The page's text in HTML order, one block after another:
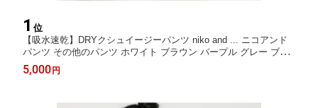
1 位
【吸水速乾】DRYクシュイージーパンツ niko and ... ニコアンド
パンツ その他のパンツ ホワイト ブラウン パープル グレー ブラ
ック ブルー【送料無料】[Rakuten Fashion]
5,000 円